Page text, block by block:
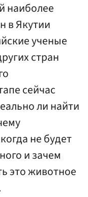
наиболее
в Якутии
ученые
стран
сейчас
ли найти
не будет
и зачем
это животное